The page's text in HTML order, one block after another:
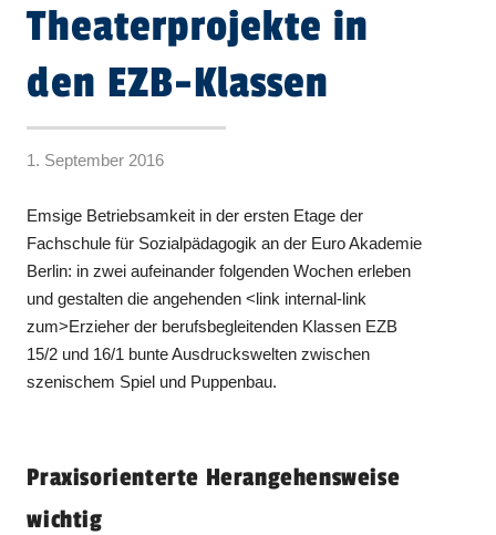
Theaterprojekte in
den EZB-Klassen
1. September 2016
Emsige Betriebsamkeit in der ersten Etage der
Fachschule für Sozialpädagogik an der Euro Akademie
Berlin: in zwei aufeinander folgenden Wochen erleben
und gestalten die angehenden <link internal-link
zum>Erzieher der berufsbegleitenden Klassen EZB
15/2 und 16/1 bunte Ausdruckswelten zwischen
szenischem Spiel und Puppenbau.
Praxisorienterte Herangehensweise
wichtig